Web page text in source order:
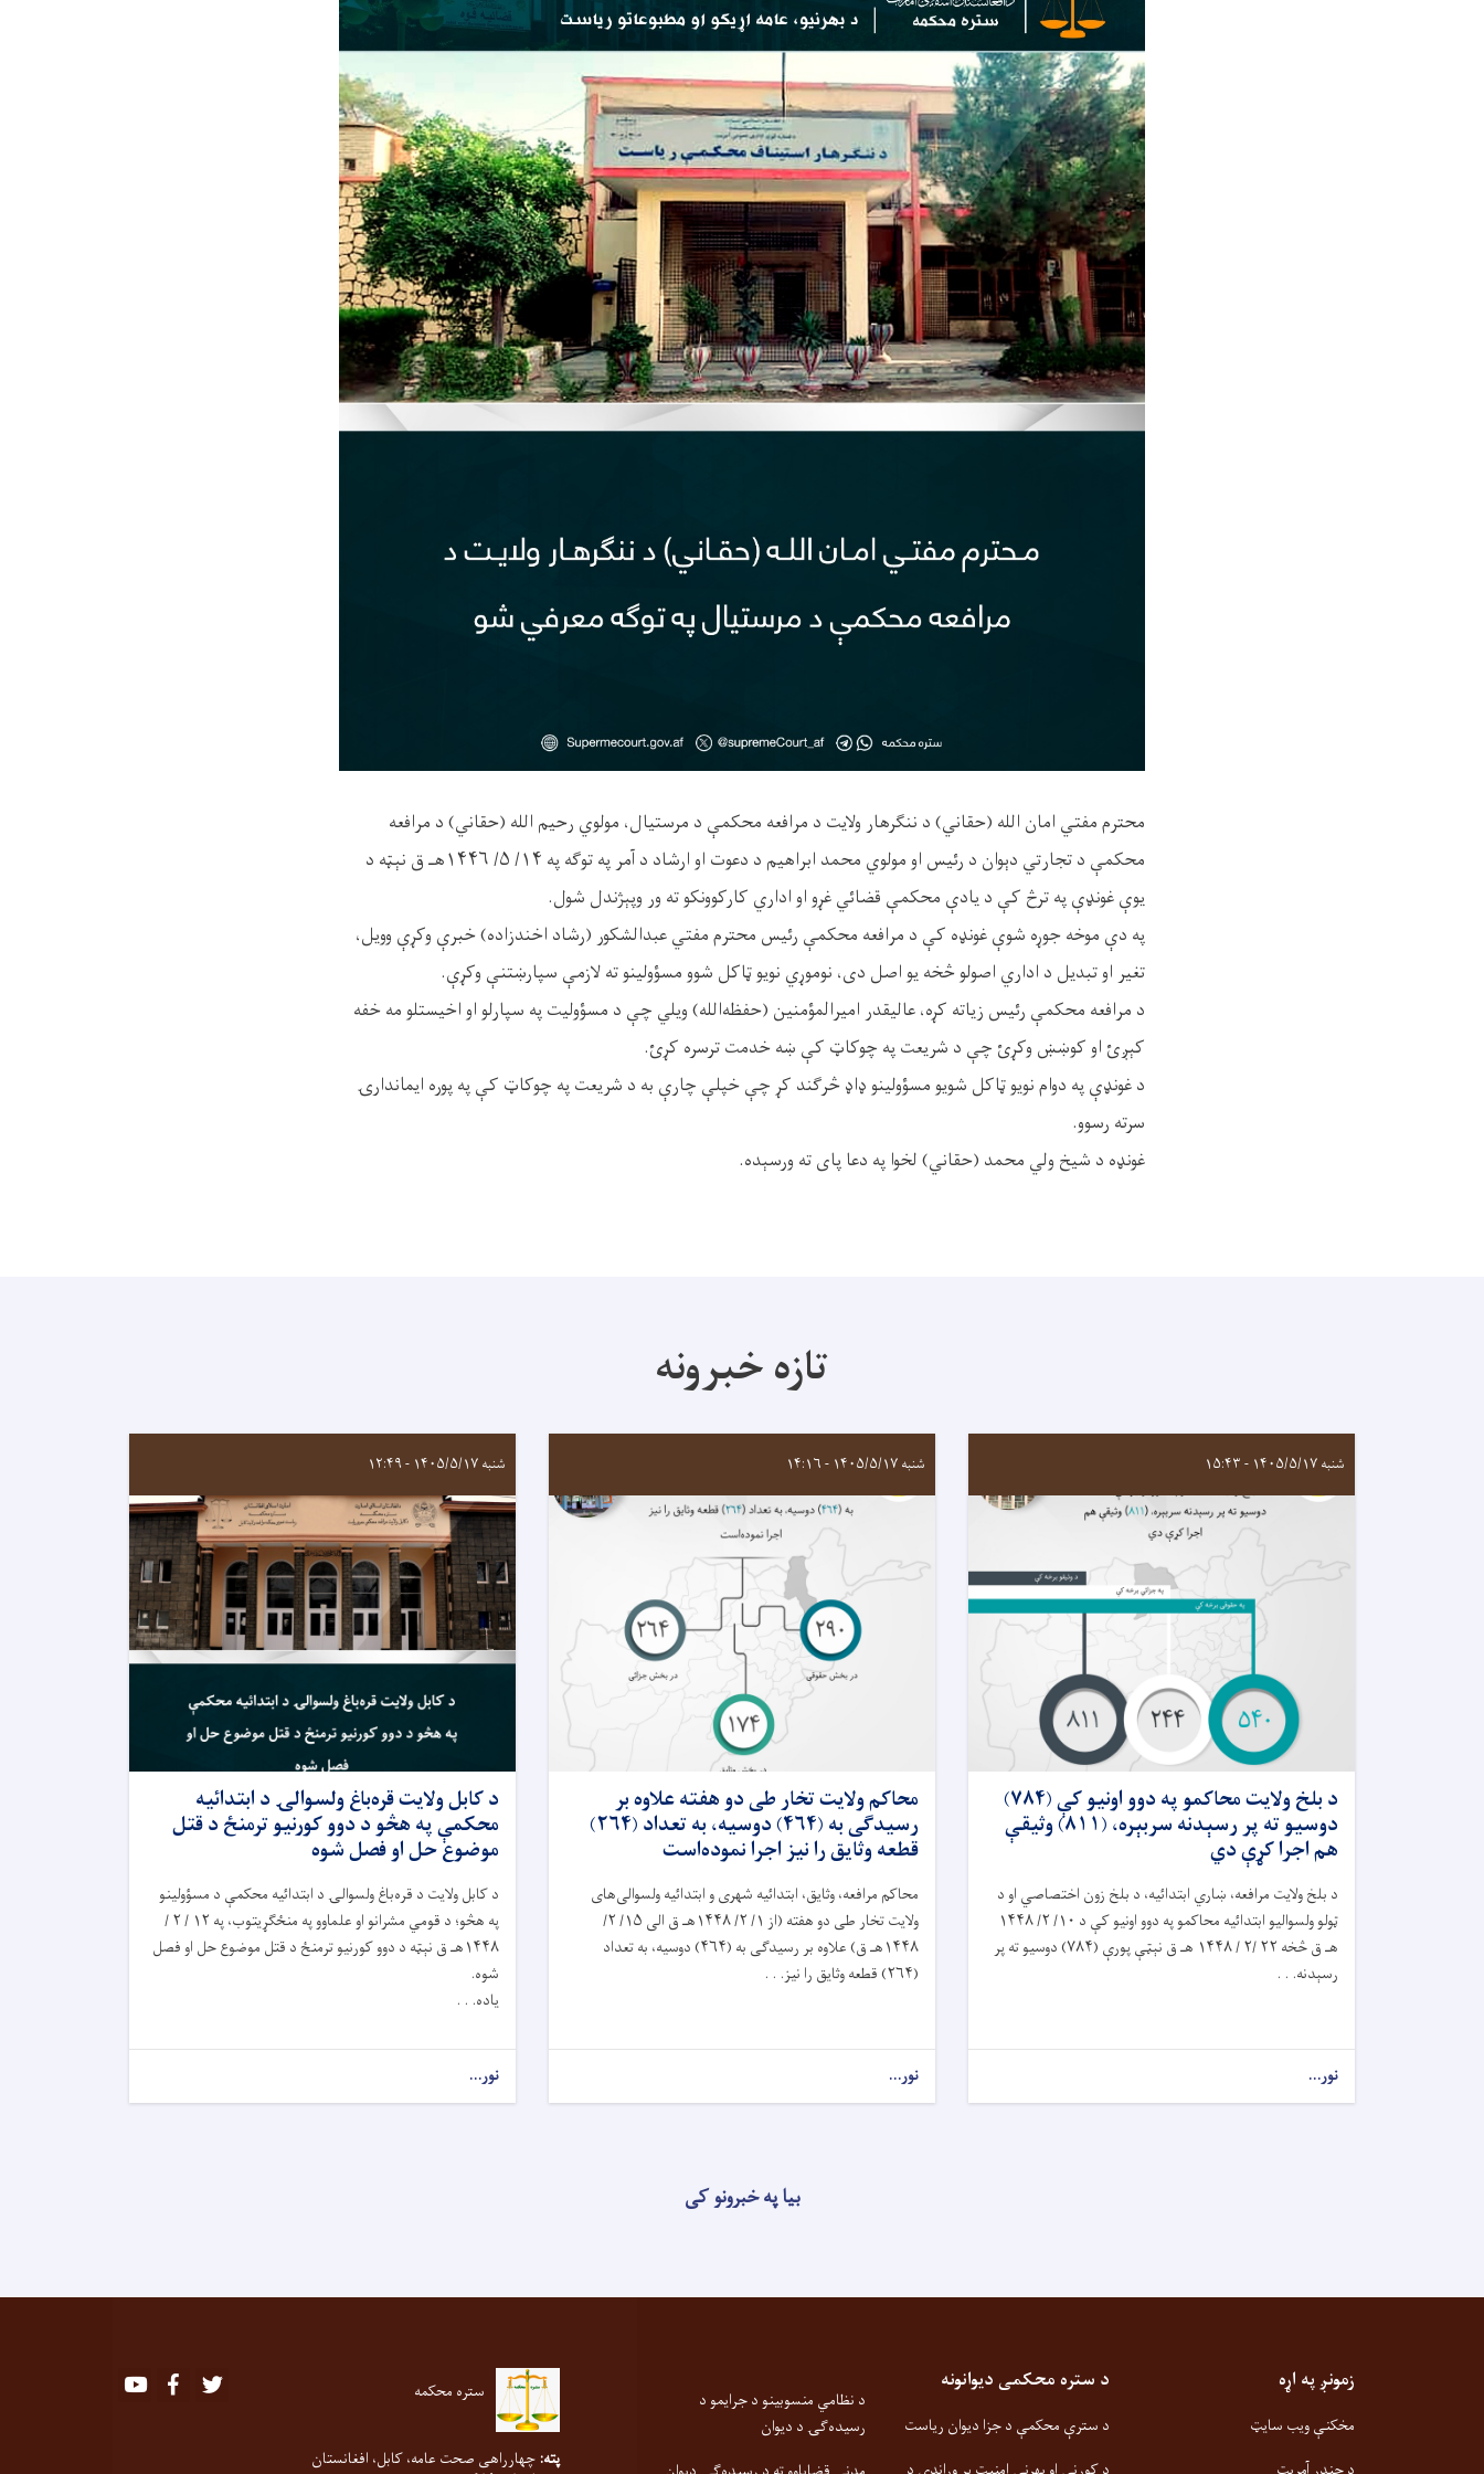
محترم مفتي امان الله (حقاني) د ننګرهار ولايت د مرافعه محکمې د مرستيال، مولوي رحيم الله (حقاني) د مرافعه
محکمې د تجارتي دېوان د رئيس او مولوي محمد ابراهيم د دعوت او ارشاد د آمر په توګه په ۱۴/ ۵/ ۱۴۴۶هـ ق نېټه د
یوې غونډې په ترڅ کې د یادې محکمې قضائي غړو او اداري کارکوونکو ته ور وپېژندل شول.
په دې موخه جوړه شوې غونډه کې د مرافعه محکمې رئیس محترم مفتي عبدالشکور (رشاد اخندزاده) خبرې وکړې وويل،
تغیر او تبدیل د اداري اصولو څخه یو اصل دی، نوموړي نويو ټاکل شوو مسؤولينو ته لازمې سپارښتنې وکړې.
د مرافعه محکمې رئيس زیاته کړه، عالیقدر امیرالمؤمنین (حفظه‌الله) ویلي چې د مسؤولیت په سپارلو او اخیستلو مه خفه
کېږئ او کوښښ وکړئ چې د شریعت په چوکاټ کې ښه خدمت ترسره کړئ.
د غونډې په دوام نويو ټاکل شويو مسؤولينو ډاډ څرګند کړ چې خپلې چارې به د شریعت په چوکاټ کې په پوره ایماندارۍ
سرته رسوو.
غونډه د شیخ ولي محمد (حقاني) لخوا په دعا پای ته ورسېده.
تازه خبرونه
شنبه ۱۴۰۵/۵/۱۷ - ۱۵:۴۳
د بلخ ولايت محاکمو په دوو اونيو کې (۷۸۴)
دوسیو ته پر رسېدنه سربېره، (۸۱۱) وثیقې
هم اجرا کړې دي
د بلخ ولايت مرافعه، ښاري ابتدائیه، د بلخ زون اختصاصي او د
ټولو ولسواليو ابتدائيه محاکمو په دوو اونيو کې د ۱۰/ ۲/ ۱۴۴۸
هـ ق څخه ۲۲ /۲ / ۱۴۴۸ هـ ق نېټې پورې (۷۸۴) دوسيو ته پر
رسېدنه. . .
نور...
شنبه ۱۴۰۵/۵/۱۷ - ۱۴:۱۶
محاکم ولايت تخار طی دو هفته علاوه بر
رسيدگی به (۴۶۴) دوسیه، به تعداد (۲۶۴)
قطعه وثایق را نیز اجرا نموده‌است
محاکم مرافعه، وثايق، ابتدائیه شهرى و ابتدائیه ولسوالى‌های
ولایت تخار طی دو هفته (از ۱/ ۲/ ۱۴۴۸هـ ق الى ۱۵/ ۲/
۱۴۴۸هـ ق) علاوه بر رسيدگی به (۴۶۴) دوسیه، به تعداد
(۲۶۴) قطعه وثایق را نیز. . .
نور...
شنبه ۱۴۰۵/۵/۱۷ - ۱۲:۴۹
د کابل ولايت قره‌باغ ولسوالۍ د ابتدائیه
محکمې په هڅو د دوو کورنیو ترمنځ د قتل
موضوع حل او فصل شوه
د کابل ولایت د قره‌باغ ولسوالۍ د ابتدائیه محکمې د مسؤولینو
په هڅو؛ د قومي مشرانو او علماوو په منځګړیتوب، په ۱۲ / ۲ /
۱۴۴۸هـ ق نېټه د دوو کورنیو ترمنځ د قتل موضوع حل او فصل
شوه.
یاده. . .
نور...
بیا په خبرونو کی
زمونږ په اړه
مخکنې ویب سایټ
د ستره محکمی دیوانونه
د سترې محکمې د جزا دیوان ریاست
د نظامي منسوبینو د جرایمو د
رسیده‌ګۍ د دیوان
ستره محکمه Youtube Facebook
پته: چهارراهی صحت عامه، کابل، افغانستان